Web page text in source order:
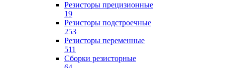
Резисторы прецизионные
19
Резисторы подстроечные
253
Резисторы переменные
511
Сборки резисторные